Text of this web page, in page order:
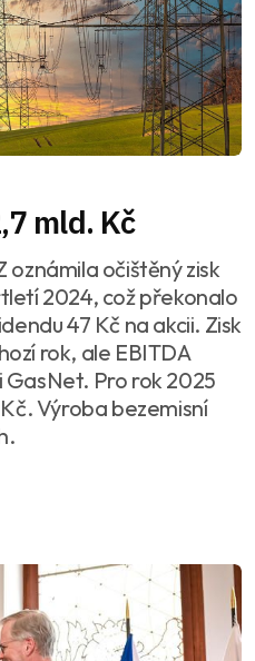
mld. Kč
oznámila očištěný zisk
2024, což překonalo
47 Kč na akcii. Zisk
rok, ale EBITDA
GasNet. Pro rok 2025
Výroba bezemisní